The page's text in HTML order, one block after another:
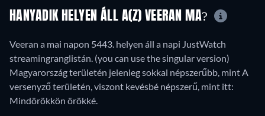
HANYADIK HELYEN ÁLL A(Z) VEERAN MA?
Veeran a mai napon 5443. helyen áll a napi JustWatch
streamingranglistán. (you can use the singular version)
Magyarország területén jelenleg sokkal népszerűbb, mint A
versenyző területén, viszont kevésbé népszerű, mint itt:
Mindörökkön örökké.